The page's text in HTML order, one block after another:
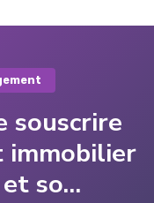
souscrire
immobilier
so...